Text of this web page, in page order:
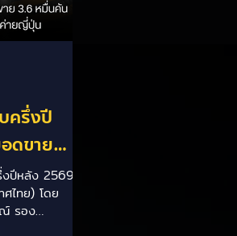
ครึ่งปี
ดขาย
คัน
ศึกชิง
งปีหลัง 2569
ศไทย) โดย
รอง